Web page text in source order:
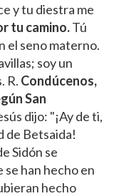
y tu diestra me
tu camino.Tú
el seno materno.
soy un
R. Condúcenos,
San
dijo: "¡Ay de ti,
de Betsaida!
Sidón se
han hecho en
hecho